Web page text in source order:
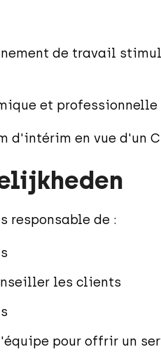
de travail
et professionnelle
d'intérim en vue d'un
responsable de :
les clients
pour offrir un